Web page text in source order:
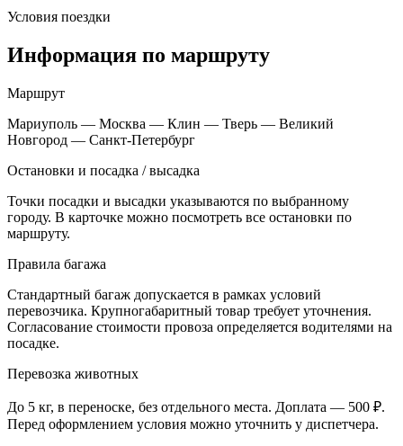
Условия поездки
Информация по маршруту
Маршрут
Мариуполь — Москва — Клин — Тверь — Великий
Новгород — Санкт-Петербург
Остановки и посадка / высадка
Точки посадки и высадки указываются по выбранному
городу. В карточке можно посмотреть все остановки по
маршруту.
Правила багажа
Стандартный багаж допускается в рамках условий
перевозчика. Крупногабаритный товар требует уточнения.
Согласование стоимости провоза определяется водителями на
посадке.
Перевозка животных
До 5 кг, в переноске, без отдельного места. Доплата — 500 ₽.
Перед оформлением условия можно уточнить у диспетчера.